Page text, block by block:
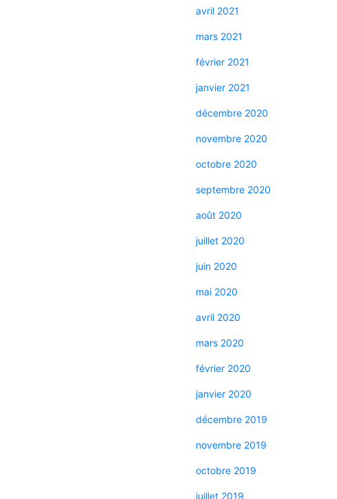
avril 2021
mars 2021
février 2021
janvier 2021
décembre 2020
novembre 2020
octobre 2020
septembre 2020
août 2020
juillet 2020
juin 2020
mai 2020
avril 2020
mars 2020
février 2020
janvier 2020
décembre 2019
novembre 2019
octobre 2019
juillet 2019